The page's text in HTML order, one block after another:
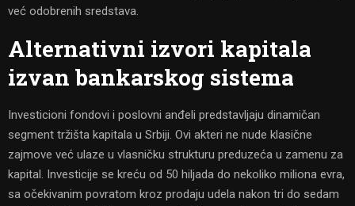
već odobrenih sredstava.
Alternativni izvori kapitala
izvan bankarskog sistema
Investicioni fondovi i poslovni anđeli predstavljaju dinamičan
segment tržišta kapitala u Srbiji. Ovi akteri ne nude klasične
zajmove već ulaze u vlasničku strukturu preduzeća u zamenu za
kapital. Investicije se kreću od 50 hiljada do nekoliko miliona evra,
sa očekivanim povratom kroz prodaju udela nakon tri do sedam